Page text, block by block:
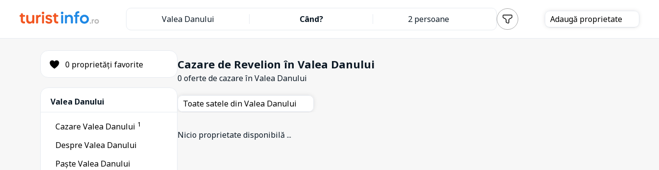
Valea Danului Când? 2 persoane Adaugă proprietate
0 proprietăți favorite
Valea Danului
Cazare Valea Danului 1
Despre Valea Danului
Paște Valea Danului
Cazare de Revelion în Valea Danului
0 oferte de cazareîn Valea Danului
Toate satele din Valea Danului
Nicio proprietate disponibilă ...